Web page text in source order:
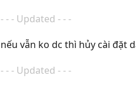
- - - Updated - - -
nếu vẫn ko dc thì hủy cài đặt
- - - Updated - - -